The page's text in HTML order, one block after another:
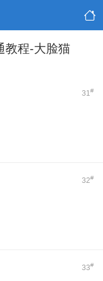
教程-大脸猫
31#
32#
33#